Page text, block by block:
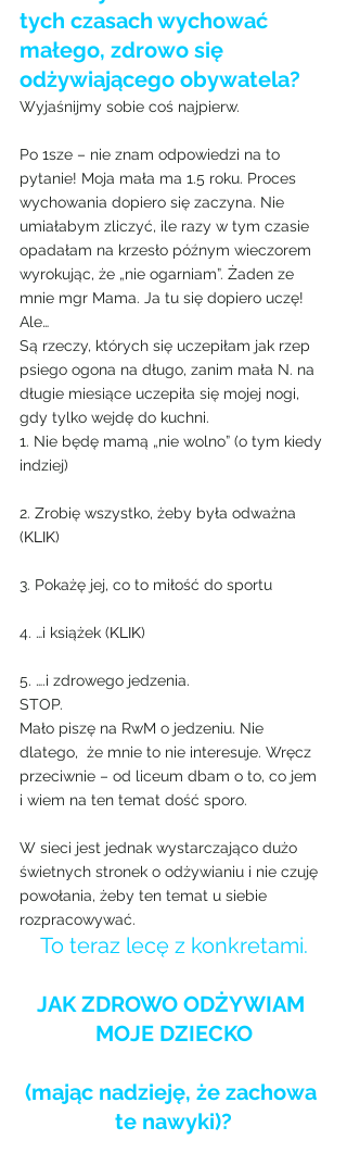
tych czasach wychować
małego, zdrowo się
odżywiającego obywatela?
Wyjaśnijmy sobie coś najpierw.
Po 1sze – nie znam odpowiedzi na to
pytanie! Moja mała ma 1.5 roku. Proces
wychowania dopiero się zaczyna. Nie
umiałabym zliczyć, ile razy w tym czasie
opadałam na krzesło późnym wieczorem
wyrokując, że „nie ogarniam”. Żaden ze
mnie mgr Mama. Ja tu się dopiero uczę!
Ale…
Są rzeczy, których się uczepiłam jak rzep
psiego ogona na długo, zanim mała N. na
długie miesiące uczepiła się mojej nogi,
gdy tylko wejdę do kuchni.
1. Nie będę mamą „nie wolno” (o tym kiedy
indziej)
2. Zrobię wszystko, żeby była odważna
(KLIK)
3. Pokażę jej, co to miłość do sportu
4. …i książek (KLIK)
5. ….i zdrowego jedzenia.
STOP.
Mało piszę na RwM o jedzeniu. Nie
dlatego,  że mnie to nie interesuje. Wręcz
przeciwnie – od liceum dbam o to, co jem
i wiem na ten temat dość sporo.
W sieci jest jednak wystarczająco dużo
świetnych stronek o odżywianiu i nie czuję
powołania, żeby ten temat u siebie
rozpracowywać.
To teraz lecę z konkretami.
JAK ZDROWO ODŻYWIAM
MOJE DZIECKO
(mając nadzieję, że zachowa
te nawyki)?